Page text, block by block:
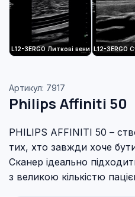
L12-3ERGO Литкові вени
Артикул: 7917
Philips Affiniti 50
PHILIPS AFFINITI 50 –
тих, хто завжди хоче
Сканер ідеально
з великою кількістю